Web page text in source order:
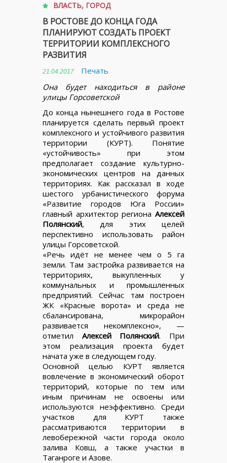
ВЛАСТЬ, ГОРОД
В РОСТОВЕ ДО КОНЦА ГОДА
ПЛАНИРУЮТ СОЗДАТЬ ПРОЕКТ
ТЕРРИТОРИИ КОМПЛЕКСНОГО
РАЗВИТИЯ
21.04.2017
Печать
Она будет находиться в районе
улицы Горсоветской
До конца нынешнего года в Ростове
планируется сделать первый проект
комплексного и устойчивого развития
территории (КУРТ). Понятие
«устойчивость» при этом
предполагает создание культурно-
экономических центров на данных
территориях. Как рассказал в ходе
шестого урбанистического форума
«Развитие городов Юга России»
главный архитектор региона Алексей
Полянский, для этих целей
перспективно использовать район
улицы Горсоветской.
«Речь идёт не менее чем о 5 га
земли. Там застройка развивается на
территориях, выкупленных у
коммунальных и промышленных
предприятий. Сейчас там построен
ЖК «Красные ворота» и среда не
сбалансирована, микрорайон
развивается некомплексно», —
отметил Алексей Полянский. При
этом реализация проекта будет
начата уже в следующем году.
Основной целью КУРТ является
вовлечение в экономический оборот
территорий, которые по тем или
иным причинам не освоены или
используются неэффективно. Среди
участков для КУРТ также
рассматриваются территории в
левобережной части города около
залива Ковш, а также участки в
Таганроге и Азове.